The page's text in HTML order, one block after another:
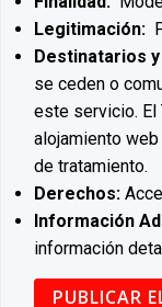
Legitimación:
Destinatarios
se ceden o
este servicio. El
alojamiento
de tratamiento.
Derechos:
Información
información